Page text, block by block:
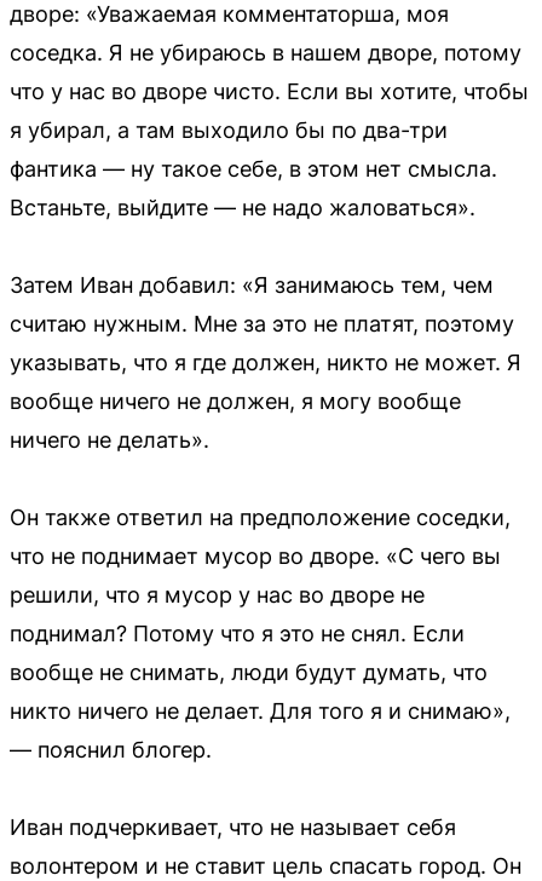
дворе: «Уважаемая комментаторша, моя
соседка. Я не убираюсь в нашем дворе, потому
что у нас во дворе чисто. Если вы хотите, чтобы
я убирал, а там выходило бы по два-три
фантика — ну такое себе, в этом нет смысла.
Встаньте, выйдите — не надо жаловаться».
Затем Иван добавил: «Я занимаюсь тем, чем
считаю нужным. Мне за это не платят, поэтому
указывать, что я где должен, никто не может. Я
вообще ничего не должен, я могу вообще
ничего не делать».
Он также ответил на предположение соседки,
что не поднимает мусор во дворе. «С чего вы
решили, что я мусор у нас во дворе не
поднимал? Потому что я это не снял. Если
вообще не снимать, люди будут думать, что
никто ничего не делает. Для того я и снимаю»,
— пояснил блогер.
Иван подчеркивает, что не называет себя
волонтером и не ставит цель спасать город. Он